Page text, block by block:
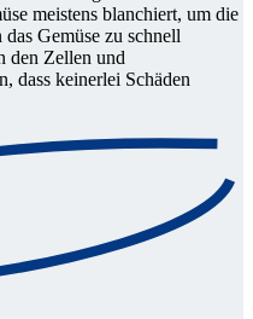
meistens blanchiert, um die
Gemüse zu schnell
den Zellen und
dass keinerlei Schäden